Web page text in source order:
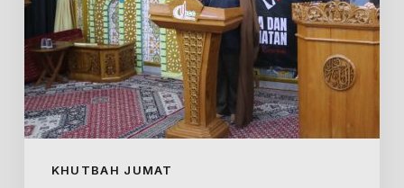
KHUTBAH JUMAT
Dosa
yang
Merobek
Tabir
Kemaksuman